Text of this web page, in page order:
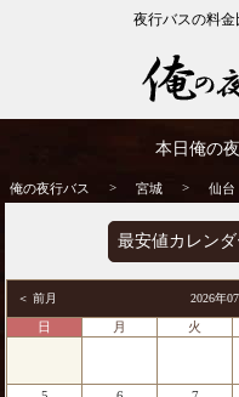
夜行バスの料金
| 俺の夜行バス
本日俺の
俺の夜行バス > 宮城 > 仙台
最安値カレンダ
＜ 前月 2026年
日 月 火